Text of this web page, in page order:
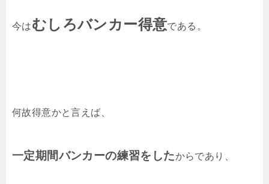
今はむしろバンカー得意である。
何故得意かと言えば、
一定期間バンカーの練習をしたからであり、